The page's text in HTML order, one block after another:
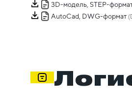
3D-модель, STEP-
AutoCad, DWG-формат